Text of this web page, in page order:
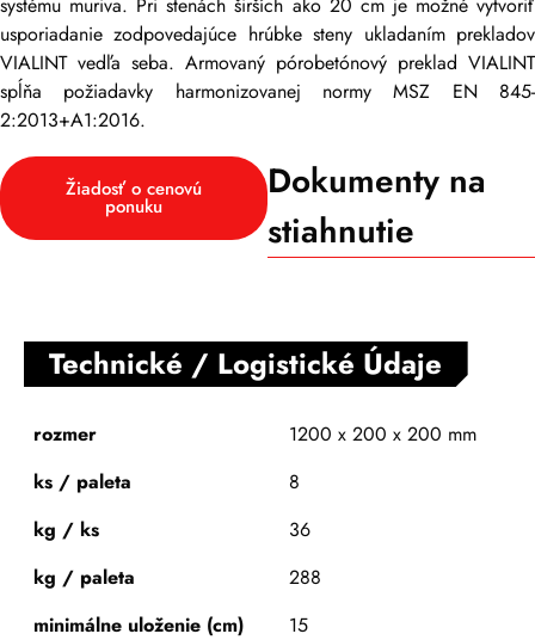
usporiadanie zodpovedajúce hrúbke steny ukladaním prekladov
VIALINT vedľa seba. Armovaný pórobetónový preklad VIALINT
spĺňa požiadavky harmonizovanej normy MSZ EN 845-
2:2013+A1:2016.
Žiadosť o cenovú
ponuku
Dokumenty na
stiahnutie
Technické / Logistické Údaje
rozmer
1200 x 200 x 200 mm
ks / paleta
8
kg / ks
36
kg / paleta
288
minimálne uloženie (cm)
15